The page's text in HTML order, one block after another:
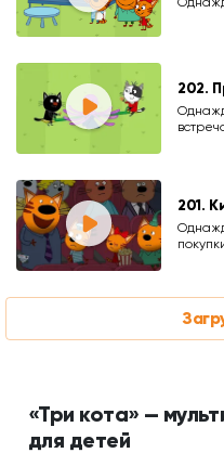
202.
201.
«Три кота» —
для детей